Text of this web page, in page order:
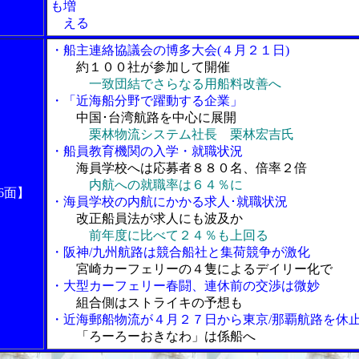
も増
える
】
・船主連絡協議会の博多大会(４月２１日)
約１００社が参加して開催
一致団結でさらなる用船料改善へ
・「近海船分野で躍動する企業」
中国･台湾航路を中心に展開
栗林物流システム社長 栗林宏吉氏
・船員教育機関の入学・就職状況
海員学校へは応募者８８０名、倍率２倍
内航への就職率は６４％に
・海員学校の内航にかかる求人･就職状況
改正船員法が求人にも波及か
前年度に比べて２４％も上回る
・阪神/九州航路は競合船社と集荷競争が激化
宮崎カーフェリーの４隻によるデイリー化で
・大型カーフェリー春闘、連休前の交渉は微妙
組合側はストライキの予想も
・近海郵船物流が４月２７日から東京/那覇航路を休
「ろーろーおきなわ」は係船へ